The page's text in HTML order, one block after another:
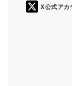
X公式アカ